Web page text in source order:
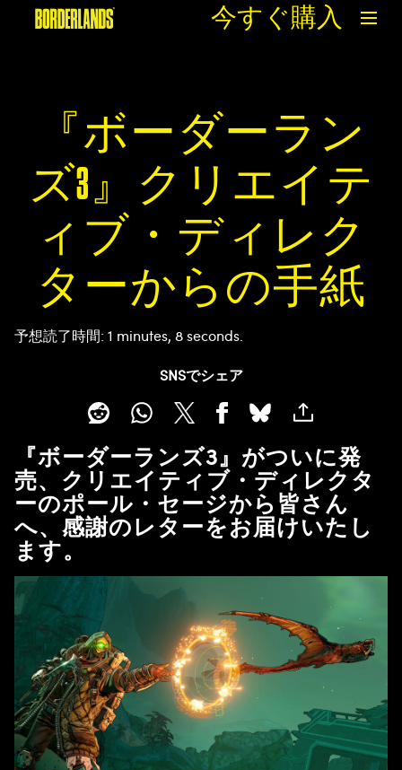
今すぐ購入
『ボーダーラン
ズ3』クリエイテ
ィブ・ディレク
ターからの手紙
予想読了時間 1 minutes, 8 seconds
SNSでシェア
『ボーダーランズ3』がついに発
売、クリエイティブ・ディレクタ
ーのポール・セージから皆さん
へ、感謝のレターをお届けいたし
ます。